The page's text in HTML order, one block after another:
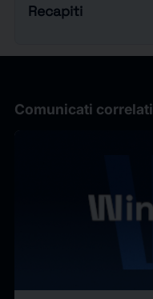
Recapiti
Comunicati correlati